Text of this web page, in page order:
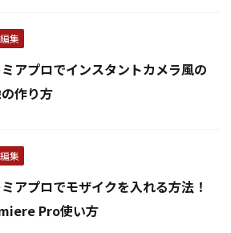
集
アプロでインスタントカメラ風の
作り方
集
アプロでモザイクを入れる方法！
Pro使い方